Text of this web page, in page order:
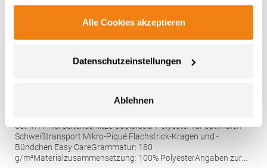
Alle Cookies akzeptieren
Datenschutzeinstellungen
Ablehnen
BaumwolleAngaben zur Produktsicherheit: Herst.-Nr.:
R312XHersteller: Result Clothing Ltd. Narcisova 1 821 01
Bratislava Slowakei E-Mail: sales@resultclothing.com
W475 Henbury Herren Coolplus®
Set-In-Ärmel Seitenschlitze Coolplus®-Polyester für optimalen
Schweißtransport Mikro-Piqué Flachstrick-Kragen und -
Bündchen Easy CareGrammatur: 180
g/m²Materialzusammensetzung: 100% PolyesterAngaben zur